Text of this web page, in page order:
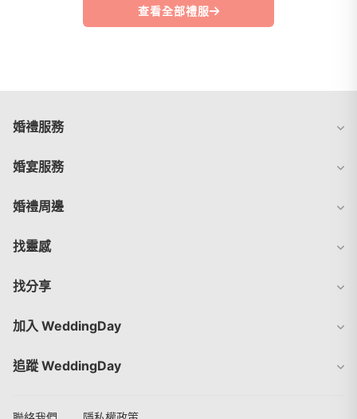
查看全部禮服
婚禮服務
婚宴服務
婚禮周邊
找靈感
找分享
加入 WeddingDay
追蹤 WeddingDay